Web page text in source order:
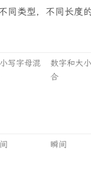
同类型，不同长度
写字母混
数字和大
合
瞬间